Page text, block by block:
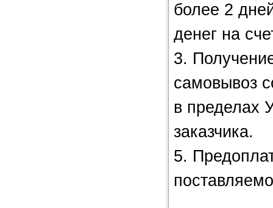
более 2
денег на
3.
самовывоз
в пределах
заказчика.
5.